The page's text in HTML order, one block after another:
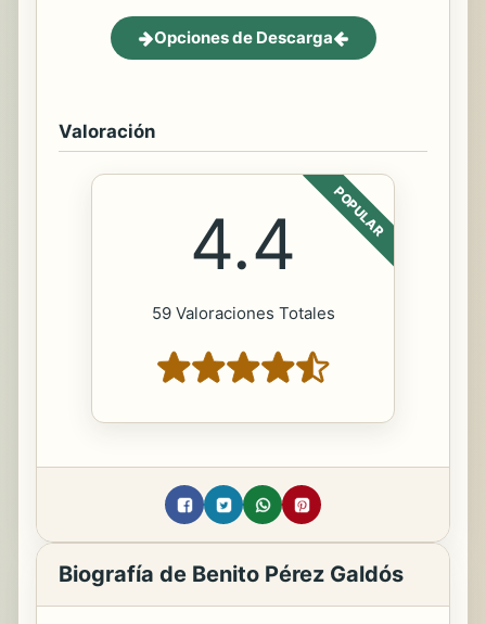
Opciones de Descarga
Valoración
POPULAR
4.4
59 Valoraciones Totales
Biografía de Benito Pérez Galdós